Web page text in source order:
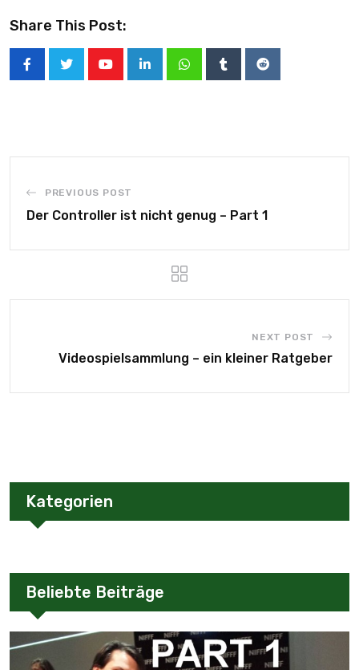
Share This Post:
PREVIOUS POST
Der Controller ist nicht genug – Part 1
NEXT POST
Videospielsammlung – ein kleiner Ratgeber
Kategorien
Beliebte Beiträge